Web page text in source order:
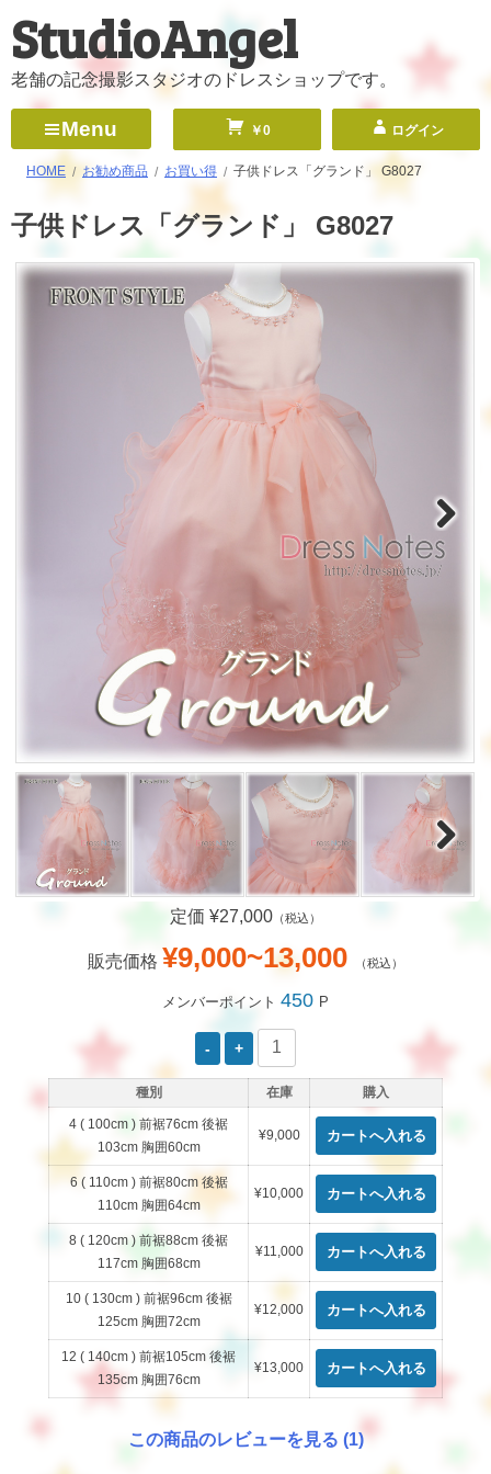
ン
テ
ン
キ
ッ
StudioAngel
老舗の記念撮影スタジオのドレスショップです。
Menu ￥0 ログイン
HOME お勧め商品 お買い得 子供ドレス「グランド」 G8027
子供ドレス「グランド」 G8027
Next
Next
定価 ¥27,000 （税込）
販売価格 ¥9,000~13,000 （税込）
メンバーポイント 450 P
種別 在庫 購入
4 ( 100cm ) 前裾76cm 後裾
103cm 胸囲60cm
¥9,000
6 ( 110cm ) 前裾80cm 後裾
110cm 胸囲64cm
¥10,000
8 ( 120cm ) 前裾88cm 後裾
117cm 胸囲68cm
¥11,000
10 ( 130cm ) 前裾96cm 後裾
125cm 胸囲72cm
¥12,000
12 ( 140cm ) 前裾105cm 後裾
135cm 胸囲76cm
¥13,000
この商品のレビューを見る (1)